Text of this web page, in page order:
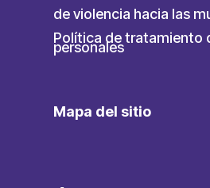
de violencia hacia las
Política de tratamiento
personales
Mapa del sitio